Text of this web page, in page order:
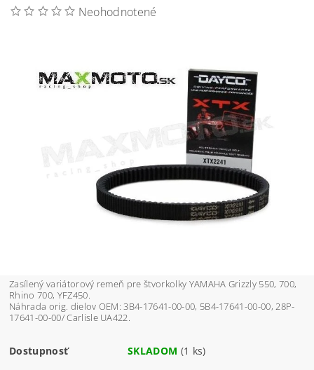
Neohodnotené
Zasílený variátorový remeň pre štvorkolky YAMAHA Grizzly 550, 700,
Rhino 700, YFZ450.
Náhrada orig. dielov OEM: 3B4-17641-00-00, 5B4-17641-00-00, 28P-
17641-00-00/ Carlisle UA422.
Dostupnosť SKLADOM (1 ks)